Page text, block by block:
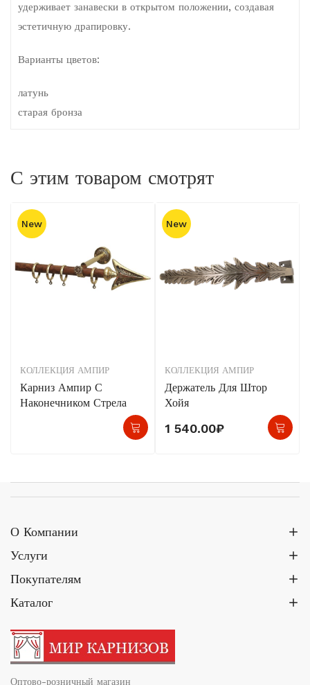
удерживает занавески в открытом положении, создавая
эстетичную драпировку.
Варианты цветов:
латунь
старая бронза
С этим товаром смотрят
New
КОЛЛЕКЦИЯ АМПИР
Карниз Ампир С
Наконечником Стрела
New
КОЛЛЕКЦИЯ АМПИР
Держатель Для Штор
Хойя
1 540.00₽
О Компании
Услуги
Покупателям
Каталог
Оптово-розничный магазин